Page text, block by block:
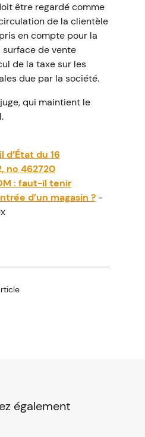
être regardé comme
de la clientèle
en compte pour la
de vente
de la taxe sur les
due par la société.
qui maintient le
d’État du 16
no 462720
: faut-il tenir
d’un magasin ?-
également